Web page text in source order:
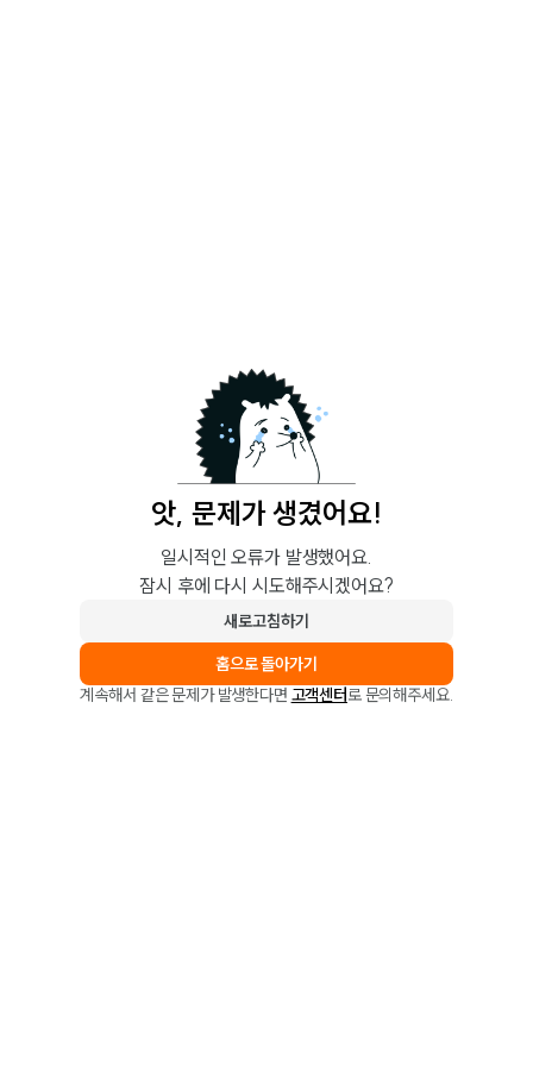
앗, 문제가 생겼어요!
일시적인 오류가 발생했어요.
잠시 후에 다시 시도해주시겠어요?
새로고침하기
홈으로 돌아가기
계속해서 같은 문제가 발생한다면 고객센터로 문의해주세요.